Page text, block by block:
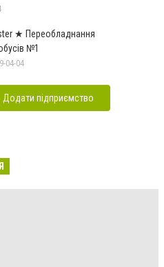
★ Переобладнання
№1
04-04
Додати підприємство